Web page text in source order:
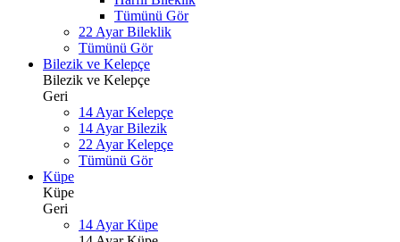
Tümünü Gör
22 Ayar Bileklik
Tümünü Gör
Bilezik ve Kelepçe
Bilezik ve Kelepçe
Geri
14 Ayar Kelepçe
14 Ayar Bilezik
22 Ayar Kelepçe
Tümünü Gör
Küpe
Küpe
Geri
14 Ayar Küpe